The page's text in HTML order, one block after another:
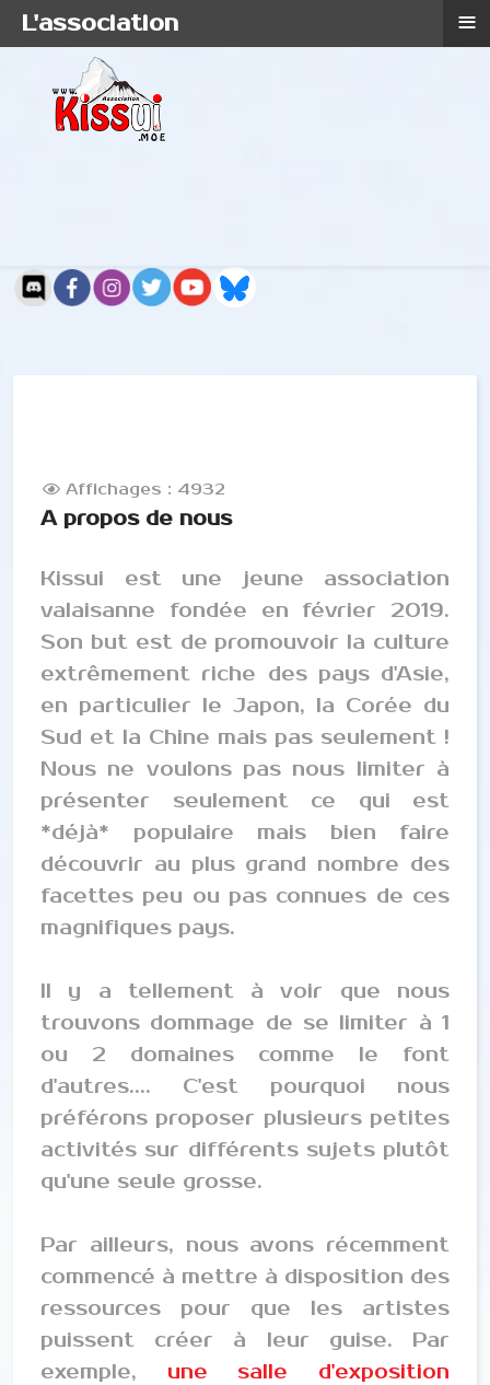
Affichages : 4932
A propos de nous
Kissui est une jeune association
valaisanne fondée en février 2019.
Son but est de promouvoir la culture
extrêmement riche des pays d'Asie,
en particulier le Japon, la Corée du
Sud et la Chine mais pas seulement !
Nous ne voulons pas nous limiter à
présenter seulement ce qui est
*déjà* populaire mais bien faire
découvrir au plus grand nombre des
facettes peu ou pas connues de ces
magnifiques pays.
Il y a tellement à voir que nous
trouvons dommage de se limiter à 1
ou 2 domaines comme le font
d'autres.... C'est pourquoi nous
préférons proposer plusieurs petites
activités sur différents sujets plutôt
qu'une seule grosse.
Par ailleurs, nous avons récemment
commencé à mettre à disposition des
ressources pour que les artistes
puissent créer à leur guise. Par
exemple, une salle d'exposition
L'association ≡